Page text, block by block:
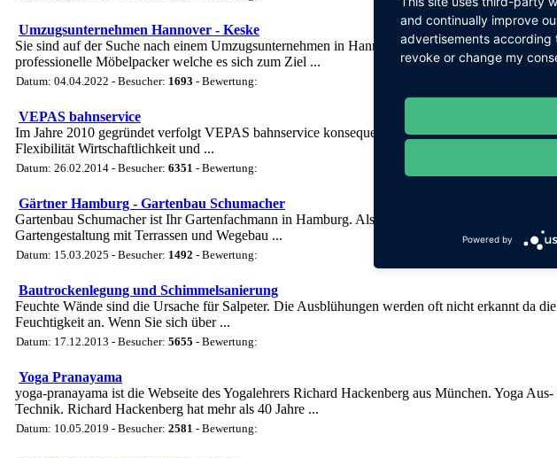
Umzugsunternehmen Hannover - Keske
Sie sind auf der Suche nach einem Umzugsunternehmen in Hannover und bundesweit? Mit
professionelle Möbelpacker welche es sich zum Ziel ...
Datum: 04.04.2022 - Besucher: 1693 - Bewertung:
VEPAS bahnservice
Im Jahre 2010 gegründet verfolgt VEPAS bahnservice konsequent das Ziel Transporte
Flexibilität Wirtschaftlichkeit und ...
Datum: 26.02.2014 - Besucher: 6351 - Bewertung:
Gärtner Hamburg - Gartenbau Schumacher
Gartenbau Schumacher ist Ihr Gartenfachmann in Hamburg. Als Gärtner in Hamburg bieten
Gartengestaltung mit Terrassen und Wegebau ...
Datum: 15.03.2025 - Besucher: 1492 - Bewertung:
Bautrockenlegung und Schimmelsanierung
Feuchte Wände sind die Ursache für Salpeter. Die Ausblühungen werden oft nicht erkannt da
Feuchtigkeit an. Wenn Sie sich über ...
Datum: 17.12.2013 - Besucher: 5655 - Bewertung:
Yoga Pranayama
yoga-pranayama ist die Webseite des Yogalehrers Richard Hackenberg aus München. Yoga
Technik. Richard Hackenberg hat mehr als 40 Jahre ...
Datum: 10.05.2019 - Besucher: 2581 - Bewertung:
and continually improve
advertisements according
revoke or change my
Powered by